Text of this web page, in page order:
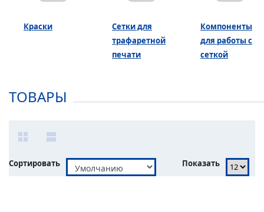
Краски
Сетки для
трафаретной
печати
Компоненты
для работы с
сеткой
ТОВАРЫ
Сортировать Показать